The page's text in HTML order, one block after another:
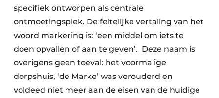
specifiek ontworpen als centrale
ontmoetingsplek. De feitelijke vertaling van het
woord markering is: ‘een middel om iets te
doen opvallen of aan te geven’. Deze naam is
overigens geen toeval: het voormalige
dorpshuis, ‘de Marke’ was verouderd en
voldeed niet meer aan de eisen van de huidige